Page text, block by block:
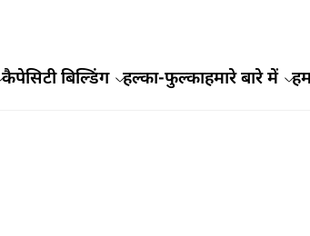
कैपेसिटी बिल्डिंग हल्का-फुल्काहमारे बारे में